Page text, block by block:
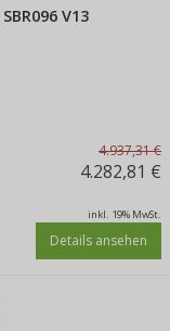
V13
4.937,31 €
4.282,81 €
inkl. 19% MwSt.
Details ansehen